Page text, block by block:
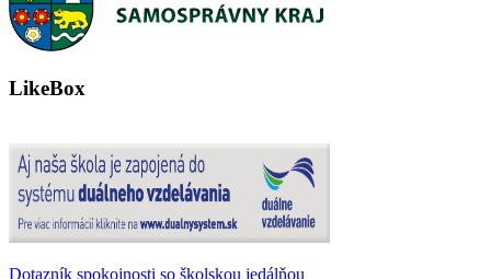
LikeBox
Dotazník spokojnosti so školskou jedálňou